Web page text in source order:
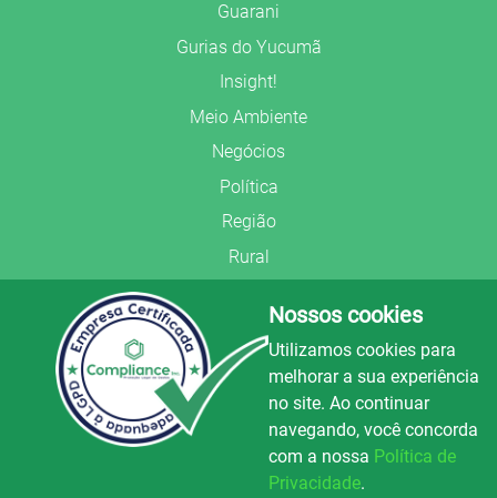
Guarani
Gurias do Yucumã
Insight!
Meio Ambiente
Negócios
Política
Região
Rural
Segurança Pública
União Frederiquense
© Copyright 2022.LA+.
Nossos cookies
Utilizamos cookies para
melhorar a sua experiência
no site. Ao continuar
navegando, você concorda
com a nossa Política de
Privacidade.